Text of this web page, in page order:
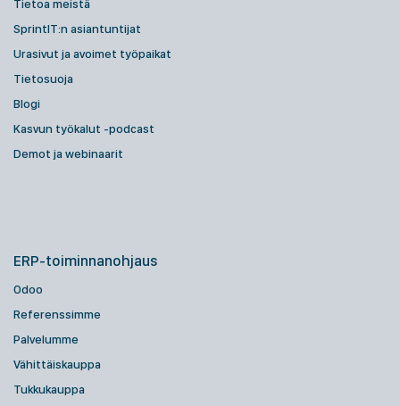
Tietoa meistä
SprintIT:n asiantuntijat
Urasivut ja avoimet työpaikat
Tietosuoja
Blogi
Kasvun työkalut -podcast
Demot ja webinaarit
ERP-toiminnanohjaus
Odoo
Referenssimme
Palvelumme
Vähittäiskauppa
Tukkukauppa